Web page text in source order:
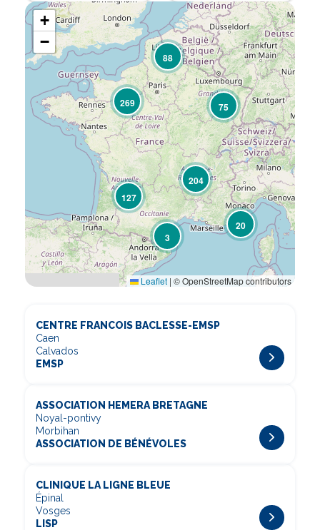
3
20
127
204
88
75
269
+
−
Leaflet | © OpenStreetMap contributors
CENTRE FRANCOIS BACLESSE-EMSP
Caen
Calvados
EMSP
ASSOCIATION HEMERA BRETAGNE
Noyal-pontivy
Morbihan
ASSOCIATION DE BÉNÉVOLES
CLINIQUE LA LIGNE BLEUE
Épinal
Vosges
LISP